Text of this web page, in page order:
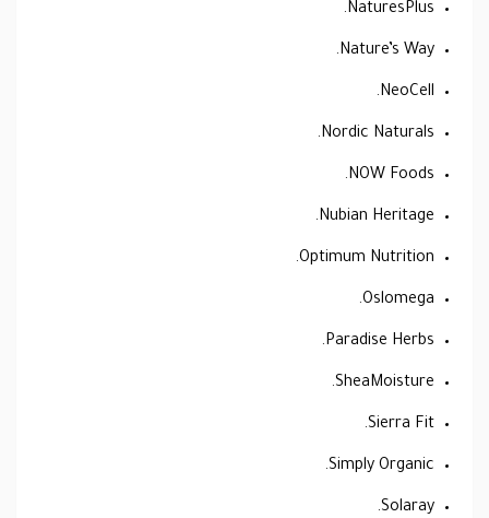
NaturesPlus.
Nature’s Way.
NeoCell.
Nordic Naturals.
NOW Foods.
Nubian Heritage.
Optimum Nutrition.
Oslomega.
Paradise Herbs.
SheaMoisture.
Sierra Fit.
Simply Organic.
Solaray.